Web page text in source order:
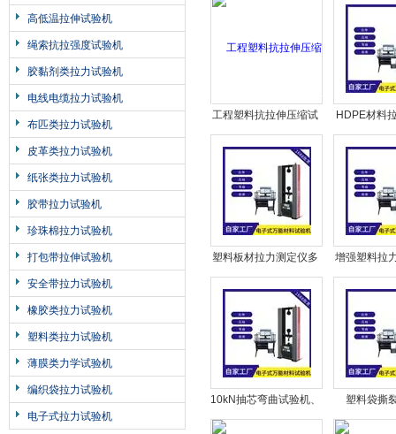
钻杆扭转试验台选型指南：从额定扭矩到加载频率的工况适配
2026-07-23
高低温拉伸试验机
绳索抗拉强度试验机
胶黏剂类拉力试验机
电线电缆拉力试验机
布匹类拉力试验机
皮革类拉力试验机
纸张类拉力试验机
胶带拉力试验机
珍珠棉拉力试验机
打包带拉伸试验机
安全带拉力试验机
橡胶类拉力试验机
塑料类拉力试验机
薄膜类力学试验机
编织袋拉力试验机
电子式拉力试验机
工程塑料抗拉伸压缩试
验机用途
HDPE材料
生产
塑料板材拉力测定仪多
少钱一台
增强塑料拉
仪功能
10kN抽芯弯曲试验机、
2T/5t/10吨材料万能力
塑料袋撕
5000N材